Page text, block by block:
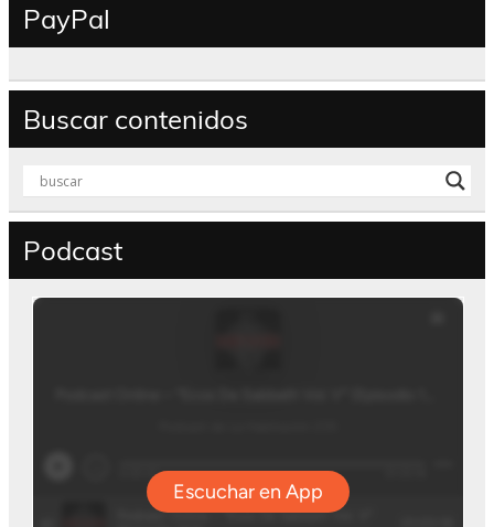
PayPal
Buscar contenidos
Podcast